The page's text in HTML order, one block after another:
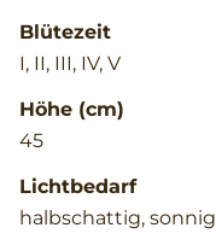
Blütezeit
I, II, III, IV, V
Höhe (cm)
45
Lichtbedarf
halbschattig, sonnig